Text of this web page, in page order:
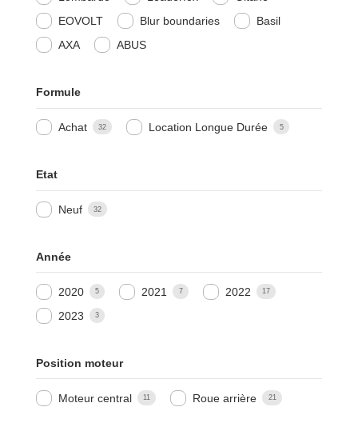
EOVOLT
Blur boundaries
Basil
AXA
ABUS
Formule
Achat 32 Location Longue Durée 5
Etat
Neuf 32
Année
2020 5 2021 7 2022 17
2023 3
Position moteur
Moteur central 11 Roue arrière 21